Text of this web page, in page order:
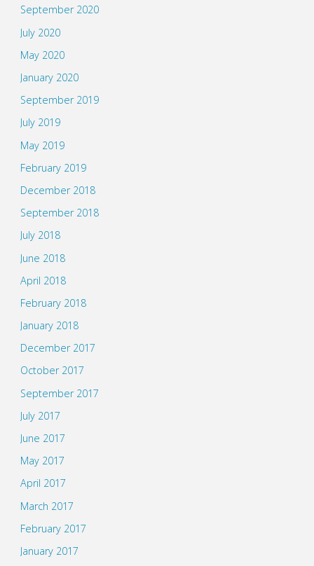
September 2020
July 2020
May 2020
January 2020
September 2019
July 2019
May 2019
February 2019
December 2018
September 2018
July 2018
June 2018
April 2018
February 2018
January 2018
December 2017
October 2017
September 2017
July 2017
June 2017
May 2017
April 2017
March 2017
February 2017
January 2017